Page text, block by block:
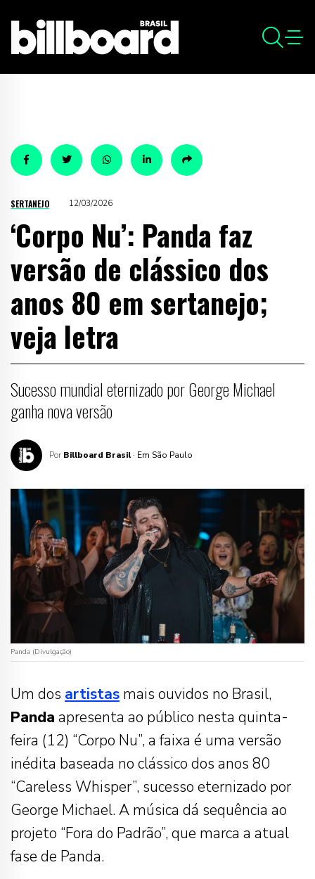
SERTANEJO 12/03/2026
‘Corpo Nu’: Panda faz
versão de clássico dos
anos 80 em sertanejo;
veja letra
Sucesso mundial eternizado por George Michael
ganha nova versão
Por Billboard Brasil · Em São Paulo
Panda (Divulgação)
Um dos artistas mais ouvidos no Brasil,
Panda apresenta ao público nesta quinta-
feira (12) “Corpo Nu”, a faixa é uma versão
inédita baseada no clássico dos anos 80
“Careless Whisper”, sucesso eternizado por
George Michael. A música dá sequência ao
projeto “Fora do Padrão”, que marca a atual
fase de Panda.